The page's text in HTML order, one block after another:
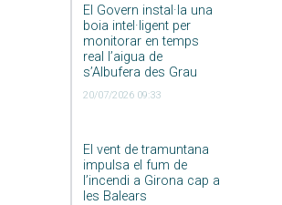
El Govern instal·la una
boia intel·ligent per
monitorar en temps
real l’aigua de
s’Albufera des Grau
20/07/2026 09:33
El vent de tramuntana
impulsa el fum de
l’incendi a Girona cap a
les Balears